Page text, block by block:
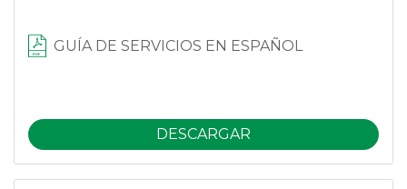
GUÍA DE SERVICIOS EN ESPAÑOL
DESCARGAR